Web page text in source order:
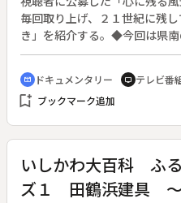
毎回取り上げ、２１世紀に残
き」を紹介する。◆今回は県
敷」をたずねる。
cinematic_blur ドキュメンタリー tv テレビ番
bookmark_add ブックマーク追加
いしかわ大百科 ふ
ズ１ 田鶴浜建具 ～